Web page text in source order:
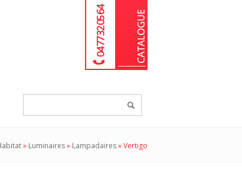
04 77 32 05 64
» Luminaires» Lampadaires»Vertigo